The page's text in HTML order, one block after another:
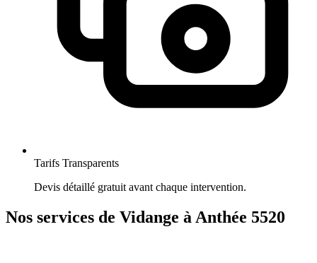
Tarifs Transparents
Devis détaillé gratuit avant chaque intervention.
Nos services de Vidange à Anthée 5520